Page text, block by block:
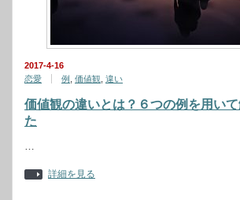
2017-4-16
恋愛
例 価値観 違い
価値観の違いとは？６つの例を用い
た
…
詳細を見る